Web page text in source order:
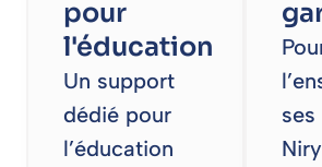
pour
l'éducation
Un support
dédié pour
l’éducation